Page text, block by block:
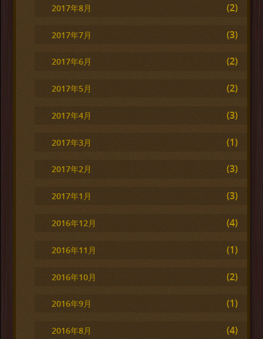
2017年8月 (2)
2017年7月 (3)
2017年6月 (2)
2017年5月 (2)
2017年4月 (3)
2017年3月 (1)
2017年2月 (3)
2017年1月 (3)
2016年12月 (4)
2016年11月 (1)
2016年10月 (2)
2016年9月 (1)
2016年8月 (4)